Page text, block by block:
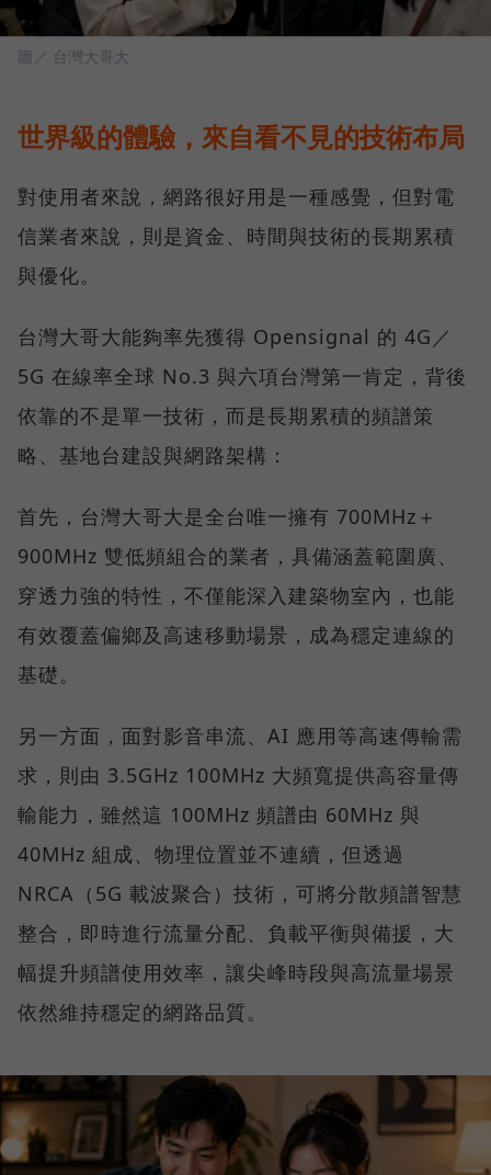
圖／ 台灣大哥大
世界級的體驗，來自看不見的技術布局
對使用者來說，網路很好用是一種感覺，但對電
信業者來說，則是資金、時間與技術的長期累積
與優化。
台灣大哥大能夠率先獲得 Opensignal 的 4G／
5G 在線率全球 No.3 與六項台灣第一肯定，背後
依靠的不是單一技術，而是長期累積的頻譜策
略、基地台建設與網路架構：
首先，台灣大哥大是全台唯一擁有 700MHz＋
900MHz 雙低頻組合的業者，具備涵蓋範圍廣、
穿透力強的特性，不僅能深入建築物室內，也能
有效覆蓋偏鄉及高速移動場景，成為穩定連線的
基礎。
另一方面，面對影音串流、AI 應用等高速傳輸需
求，則由 3.5GHz 100MHz 大頻寬提供高容量傳
輸能力，雖然這 100MHz 頻譜由 60MHz 與
40MHz 組成、物理位置並不連續，但透過
NRCA（5G 載波聚合）技術，可將分散頻譜智慧
整合，即時進行流量分配、負載平衡與備援，大
幅提升頻譜使用效率，讓尖峰時段與高流量場景
依然維持穩定的網路品質。